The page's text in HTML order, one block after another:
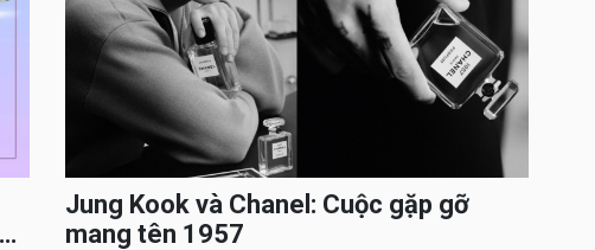
Jung Kook và Chanel: Cuộc gặp gỡ
mang tên 1957